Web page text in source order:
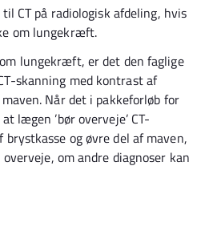
CT på radiologisk afdeling, hvis
om lungekræft.
lungekræft, er det den faglige
skanning med kontrast af
Når det i pakkeforløb for
lægen ’bør overveje’ CT-
og øvre del af maven,
om andre diagnoser kan